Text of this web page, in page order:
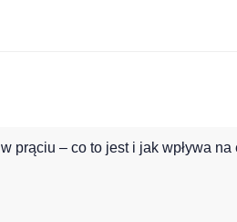
prąciu – co to jest i jak wpływa na